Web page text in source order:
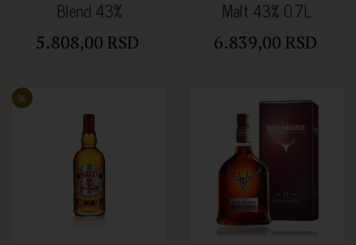
Blend 43%
5.808,00 RSD
Malt 43% 0.7L
6.839,00 RSD
%